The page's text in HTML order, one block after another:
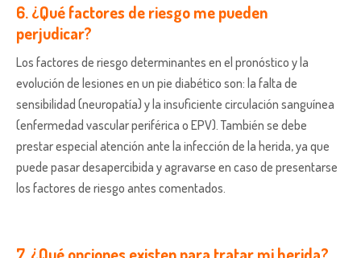
6. ¿Qué factores de riesgo me pueden
perjudicar?
Los factores de riesgo determinantes en el pronóstico y la
evolución de lesiones en un pie diabético son: la falta de
sensibilidad (neuropatía) y la insuficiente circulación sanguínea
(enfermedad vascular periférica o EPV). También se debe
prestar especial atención ante la infección de la herida, ya que
puede pasar desapercibida y agravarse en caso de presentarse
los factores de riesgo antes comentados.
7. ¿Qué opciones existen para tratar mi herida?